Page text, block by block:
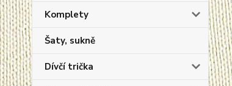
Komplety
Šaty, sukně
Dívčí trička